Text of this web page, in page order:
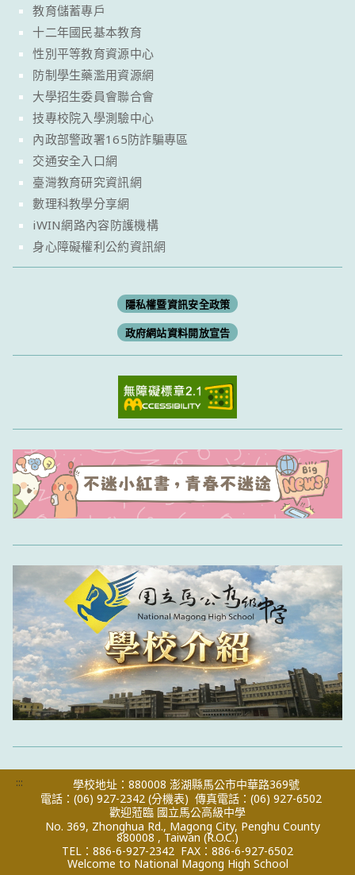
教育儲蓄專戶
十二年國民基本教育
性別平等教育資源中心
防制學生藥濫用資源網
大學招生委員會聯合會
技專校院入學測驗中心
內政部警政署165防詐騙專區
交通安全入口網
臺灣教育研究資訊網
數理科教學分享網
iWIN網路內容防護機構
身心障礙權利公約資訊網
隱私權暨資訊安全政策
政府網站資料開放宣告
:::
學校地址：880008 澎湖縣馬公市中華路369號
電話：(06) 927-2342 (分機表) 傳真電話：(06) 927-6502
歡迎蒞臨 國立馬公高級中學
No. 369, Zhonghua Rd., Magong City, Penghu County
880008 , Taiwan (R.O.C.)
TEL：886-6-927-2342 FAX：886-6-927-6502
Welcome to National Magong High School